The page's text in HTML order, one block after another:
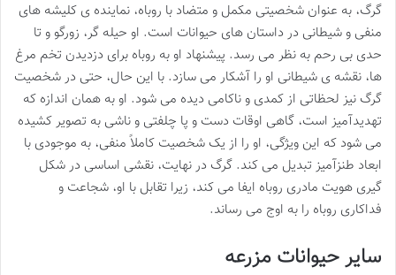
گرگ، به عنوان شخصیتی مکمل و متضاد با روباه، نماینده ی کلیشه های
منفی و شیطانی در داستان های حیوانات است. او حیله گر، زورگو و تا
حدی بی رحم به نظر می رسد. پیشنهاد او به روباه برای دزدیدن تخم مرغ
ها، نقشه ی شیطانی او را آشکار می سازد. با این حال، حتی در شخصیت
گرگ نیز لحظاتی از کمدی و ناکامی دیده می شود. او به همان اندازه که
تهدیدآمیز است، گاهی اوقات دست و پا چلفتی و ناشی به تصویر کشیده
می شود که این ویژگی، او را از یک شخصیت کاملاً منفی، به موجودی با
ابعاد طنزآمیز تبدیل می کند. گرگ در نهایت، نقشی اساسی در شکل
گیری هویت مادری روباه ایفا می کند، زیرا تقابل با او، شجاعت و
فداکاری روباه را به اوج می رساند.
سایر حیوانات مزرعه